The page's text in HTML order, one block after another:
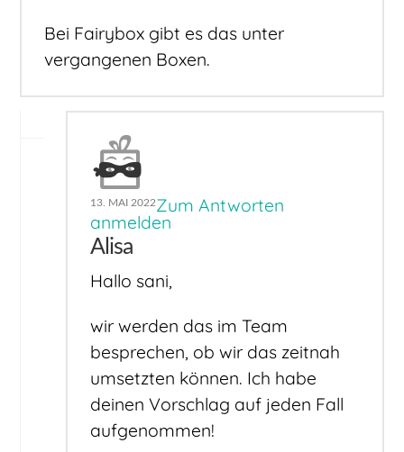
Bei Fairybox gibt es das unter
vergangenen Boxen.
13. MAI 2022Zum Antworten
anmelden
Alisa
Hallo sani,
wir werden das im Team
besprechen, ob wir das zeitnah
umsetzten können. Ich habe
deinen Vorschlag auf jeden Fall
aufgenommen!